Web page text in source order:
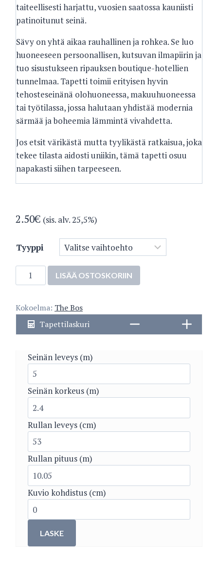
taiteellisesti harjattu, vuosien saatossa kauniisti
patinoitunut seinä.
Sävy on yhtä aikaa rauhallinen ja rohkea. Se luo
huoneeseen persoonallisen, kutsuvan ilmapiirin ja
tuo sisustukseen ripauksen boutique-hotellien
tunnelmaa. Tapetti toimii erityisen hyvin
tehosteseinänä olohuoneessa, makuuhuoneessa
tai työtilassa, jossa halutaan yhdistää modernia
särmää ja boheemia lämmintä vivahdetta.
Jos etsit värikästä mutta tyylikästä ratkaisua, joka
tekee tilasta aidosti uniikin, tämä tapetti osuu
napakasti siihen tarpeeseen.
2.50€ (sis. alv. 25,5%)
Tyyppi
38823-
5
LISÄÄ OSTOSKORIIN
Kokoelma: The Bos
Tapettilaskuri
Seinän leveys (m)
Seinän korkeus (m)
Rullan leveys (cm)
Rullan pituus (m)
Kuvio kohdistus (cm)
LASKE